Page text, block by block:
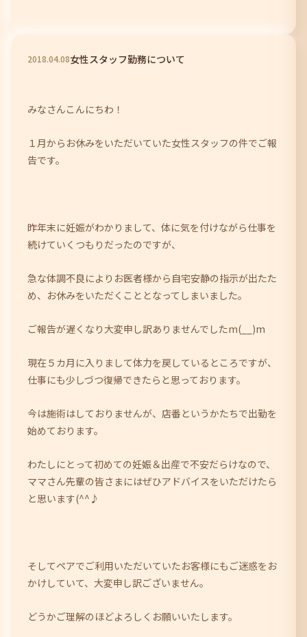
2018.04.08女性スタッフ勤務について
みなさんこんにちわ！
１月からお休みをいただいていた女性スタッフの件でご報
告です。
昨年末に妊娠がわかりまして、体に気を付けながら仕事を
続けていくつもりだったのですが、
急な体調不良によりお医者様から自宅安静の指示が出たた
め、お休みをいただくこととなってしまいました。
ご報告が遅くなり大変申し訳ありませんでしたm(__)m
現在５カ月に入りまして体力を戻しているところですが、
仕事にも少しづつ復帰できたらと思っております。
今は施術はしておりませんが、店番というかたちで出勤を
始めております。
わたしにとって初めての妊娠＆出産で不安だらけなので、
ママさん先輩の皆さまにはぜひアドバイスをいただけたら
と思います(^^♪
そしてペアでご利用いただいていたお客様にもご迷惑をお
かけしていて、大変申し訳ございません。
どうかご理解のほどよろしくお願いいたします。